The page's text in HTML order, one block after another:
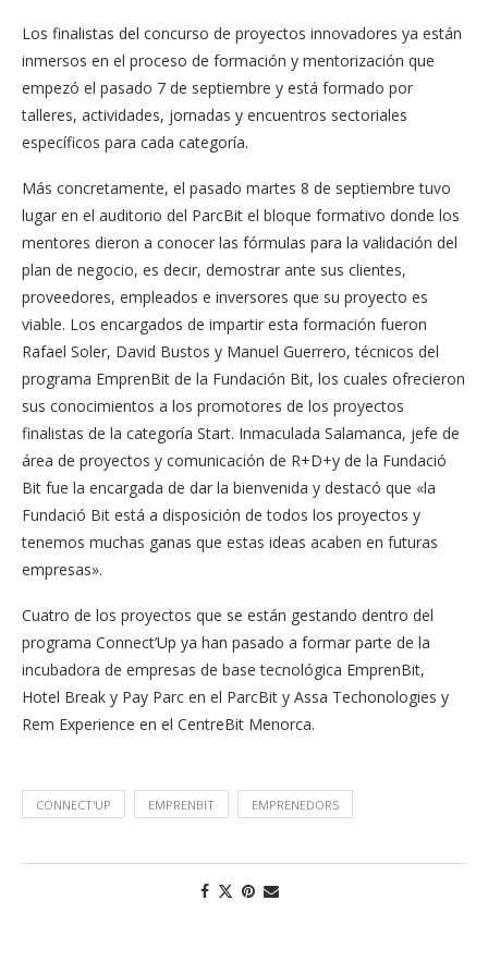
Los finalistas del concurso de proyectos innovadores ya están
inmersos en el proceso de formación y mentorización que
empezó el pasado 7 de septiembre y está formado por
talleres, actividades, jornadas y encuentros sectoriales
específicos para cada categoría.
Más concretamente, el pasado martes 8 de septiembre tuvo
lugar en el auditorio del ParcBit el bloque formativo donde los
mentores dieron a conocer las fórmulas para la validación del
plan de negocio, es decir, demostrar ante sus clientes,
proveedores, empleados e inversores que su proyecto es
viable. Los encargados de impartir esta formación fueron
Rafael Soler, David Bustos y Manuel Guerrero, técnicos del
programa EmprenBit de la Fundación Bit, los cuales ofrecieron
sus conocimientos a los promotores de los proyectos
finalistas de la categoría Start. Inmaculada Salamanca, jefe de
área de proyectos y comunicación de R+D+y de la Fundació
Bit fue la encargada de dar la bienvenida y destacó que «la
Fundació Bit está a disposición de todos los proyectos y
tenemos muchas ganas que estas ideas acaben en futuras
empresas».
Cuatro de los proyectos que se están gestando dentro del
programa Connect’Up ya han pasado a formar parte de la
incubadora de empresas de base tecnológica EmprenBit,
Hotel Break y Pay Parc en el ParcBit y Assa Techonologies y
Rem Experience en el CentreBit Menorca.
CONNECT'UP EMPRENBIT EMPRENEDORS